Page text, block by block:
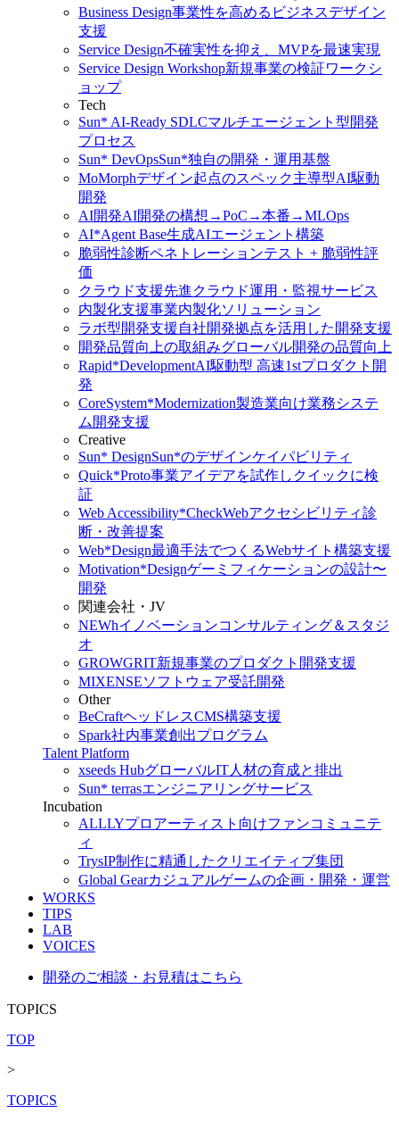
Business Design事業性を高めるビジネスデザイン
支援
Service Design不確実性を抑え、MVPを最速実現
Service Design Workshop新規事業の検証ワークシ
ョップ
Tech
Sun* AI-Ready SDLCマルチエージェント型開発
プロセス
Sun* DevOpsSun*独自の開発・運用基盤
MoMorphデザイン起点のスペック主導型AI駆動
開発
AI開発AI開発の構想→PoC→本番→MLOps
AI*Agent Base生成AIエージェント構築
脆弱性診断ペネトレーションテスト + 脆弱性評
価
クラウド支援先進クラウド運用・監視サービス
内製化支援事業内製化ソリューション
ラボ型開発支援自社開発拠点を活用した開発支援
開発品質向上の取組みグローバル開発の品質向上
Rapid*DevelopmentAI駆動型 高速1stプロダクト開
発
CoreSystem*Modernization製造業向け業務システ
ム開発支援
Creative
Sun* DesignSun*のデザインケイパビリティ
Quick*Proto事業アイデアを試作しクイックに検
証
Web Accessibility*CheckWebアクセシビリティ診
断・改善提案
Web*Design最適手法でつくるWebサイト構築支援
Motivation*Designゲーミフィケーションの設計〜
開発
関連会社・JV
NEWhイノベーションコンサルティング＆スタジ
オ
GROWGRIT新規事業のプロダクト開発支援
MIXENSEソフトウェア受託開発
Other
BeCraftヘッドレスCMS構築支援
Spark社内事業創出プログラム
Talent Platform
xseeds HubグローバルIT人材の育成と排出
Sun* terrasエンジニアリングサービス
Incubation
ALLLYプロアーティスト向けファンコミュニテ
ィ
TrysIP制作に精通したクリエイティブ集団
Global Gearカジュアルゲームの企画・開発・運営
WORKS
TIPS
LAB
VOICES
開発のご相談・お見積はこちら
TOPICS
TOP
>
TOPICS